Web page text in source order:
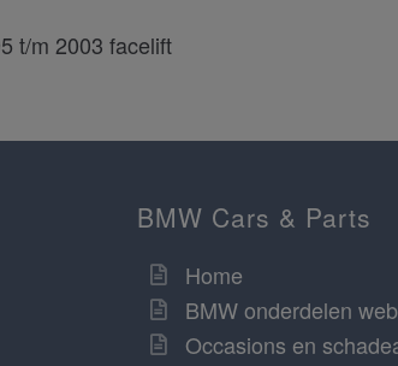
t/m 2003 facelift
BMW Cars & Parts
Home
BMW onderdelen
Occasions en